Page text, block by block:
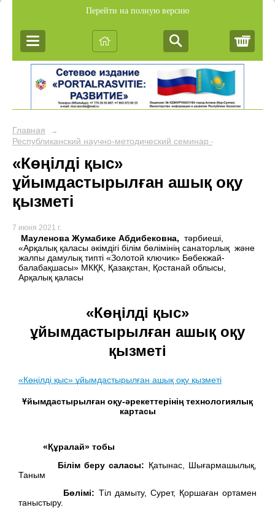
Перейти на полную версию
Главная →
Республиканский научно-методический семинар «Обобщение
«Көңілді қыс»
ұйымдастырылған ашық оқу
қызметі
7 июня 2021 г.
Мауленова Жумабике Абдибековна, тәрбиеші,
«Арқалық қаласы әкімдігі білім бөлімінің санаторлық және
жалпы дамулық типті «Золотой ключик» Бөбекжай-
балабақшасы» МКҚК, Қазақстан, Қостанай облысы,
Арқалық қаласы
«Көңілді қыс»
ұйымдастырылған ашық оқу
қызметі
«Көңілді қыс» ұйымдастырылған ашық оқу қызметі
Ұйымдастырылған оқу-әрекеттерінің технологиялық
картасы
«Құралай» тобы
Білім беру саласы: Қатынас, Шығармашылық,
Таным
Бөлімі: Тіл дамыту, Сурет, Қоршаған ортамен
таныстыру.